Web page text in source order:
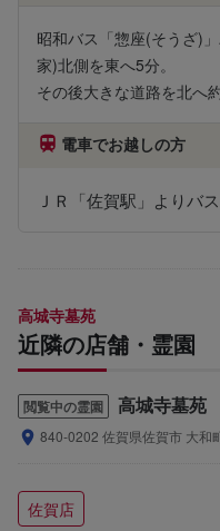
昭和バス「惣座(そうざ)
家)北側を東へ5分。
その後大きな道路を北へ
電車でお越しの方
ＪＲ「佐賀駅」よりバ
高城寺墓苑
近隣の店舗・霊園
閲覧中の霊園 高城寺墓苑
840-0202 佐賀県佐賀市 大和
佐賀店